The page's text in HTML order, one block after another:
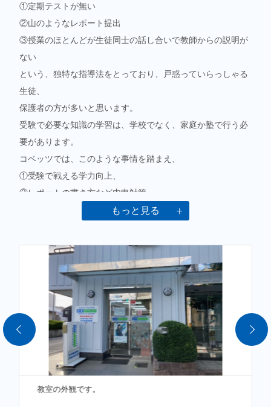
①定期テストが無い
②山のようなレポート提出
③授業のほとんどが生徒同士の話し合いで教師からの説明が
ない
という、独特な指導法をとっており、戸惑っていらっしゃる
生徒、
保護者の方が多いと思います。
受験で必要な知識の学習は、学校でなく、家庭か塾で行う必
要があります。
コベッツでは、このような事情を踏まえ、
①受験で戦える学力向上、
②レポートの書き方など内申対策、
について他塾の行わない工夫で対応します。
【２】．理社のテスト対策、副教科対策資料配布（無料）
コベッツでは、テスト前には、理社国中心に無料の試験を行
（教室で勉強も可能）。
このため、入塾した生徒の大半が、“5教科の成績が上がっ
た”と答えていま
★特に新座二中は、
レポート提出中心の学習で知識のインプットがされていない
もっと見る
教室の外観です。